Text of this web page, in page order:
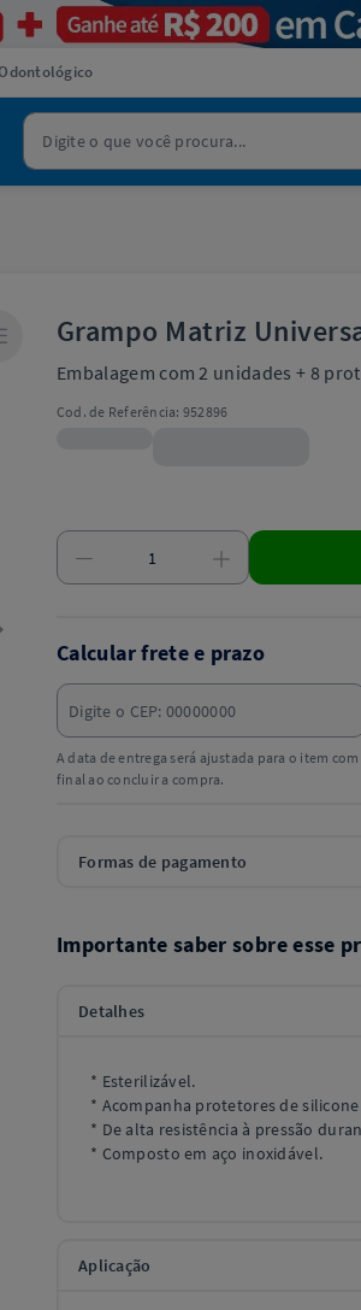
Grampo Matriz
Embalagem com 2 unidades + 8
Cod. de Referência: 952896
Calcular frete e prazo
A data de entrega será ajustada para o item
final ao concluir a compra.
Formas de pagamento
Importante saber sobre esse
Detalhes
* Esterilizável.
* Acompanha protetores de
* De alta resistência à pressão
* Composto em aço inoxidável.
Aplicação